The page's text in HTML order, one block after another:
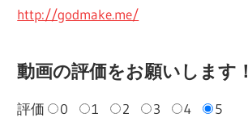
http://godmake.me/
動画の評価をお願いします！
評価 0 1 2 3 4 5